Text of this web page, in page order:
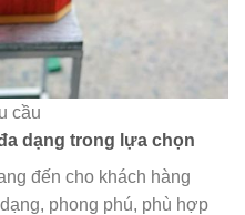
cầu
dạng trong lựa chọn
đến cho khách hàng
phong phú, phù hợp